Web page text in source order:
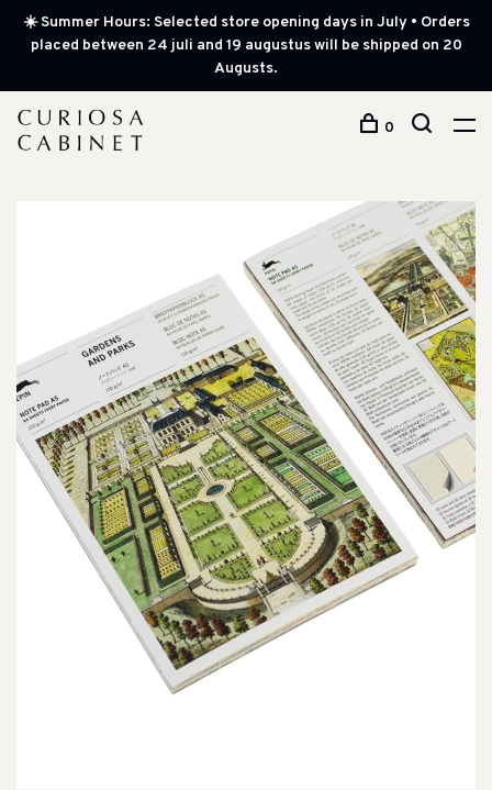
☀️ Summer Hours: Selected store opening days in July • Orders
placed between 24 juli and 19 augustus will be shipped on 20
Augusts.
0